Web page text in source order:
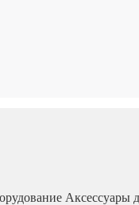
Аксессуары